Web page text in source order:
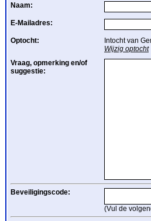
Naam:
E-Mailadres:
Optocht:
Intocht van
Wijzig optocht
Vraag, opmerking en/of
suggestie:
Beveiligingscode:
(Vul de